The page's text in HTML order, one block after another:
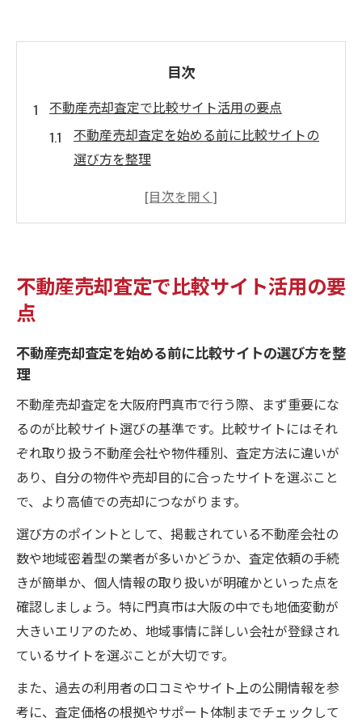
目次
不動産売却査定で比較サイト活用の要点
不動産売却査定を始める前に比較サイトの
選び方を整理
比較サイトを使った不動産売却査定の流れ
不動産売却査定の比較で業者の信頼性を見
チェックする意義
門真市で高値売却を目指す不動産売却査定
の進め方
査定比較で見落としがちな不動産売却査定
のポイント
不動産売却査定の比較が門真市の売却価格
に与える影響
タイミングを逃さない不動産売却査定比較
のコツ
査定結果から門真市の売却戦略を練る方法
一括査定サイト選びが結果を左右する理由
一括査定サイトと不動産売却査定の相性を
考える
不動産売却査定で比較サイト活用の要
点
不動産売却査定を始める前に比較サイトの選び方を整
理
不動産売却査定を大阪府門真市で行う際、まず重要にな
るのが比較サイト選びの基準です。比較サイトにはそれ
ぞれ取り扱う不動産会社や物件種別、査定方法に違いが
あり、自分の物件や売却目的に合ったサイトを選ぶこと
で、より高値での売却につながります。
選び方のポイントとして、掲載されている不動産会社の
数や地域密着型の業者が多いかどうか、査定依頼の手続
きが簡単か、個人情報の取り扱いが明確かといった点を
確認しましょう。特に門真市は大阪の中でも地価変動が
大きいエリアのため、地域事情に詳しい会社が登録され
ているサイトを選ぶことが大切です。
また、過去の利用者の口コミやサイト上の公開情報を参
考に、査定価格の根拠やサポート体制までチェックして